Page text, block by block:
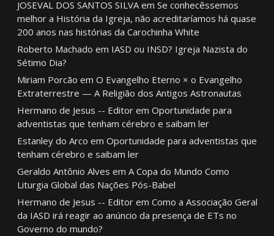
JOSEVAL DOS SANTOS SILVAem Se conhecêssemos
melhor a História da Igreja, não acreditaríamos há quase
200 anos nas histórias da Carochinha White
Roberto Machado em IASD ou INSD? Igreja Nazista do
Sétimo Dia?
Miriam Porcão em O Evangelho Eterno × o Evangelho
Extraterrestre — A Religião dos Antigos Astronautas
Hermano de Jesus -- Editorem Oportunidade para
adventistas que tenham cérebro e saibam ler
Estanley do Arco em Oportunidade para adventistas que
tenham cérebro e saibam ler
Geraldo Antônio Alves em A Copa do Mundo Como
Liturgia Global das Nações Pós-Babel
Hermano de Jesus -- Editorem Como a Associação Geral
da IASD irá reagir ao anúncio da presença de ETs no
Governo do mundo?